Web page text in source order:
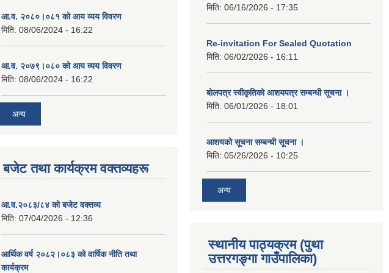
आ.व. २०८०।०८१ को आय व्यय विवरण
मिति: 08/06/2024 - 16:22
आ.व. २०७९।०८० को आय व्यय विवरण
मिति: 08/06/2024 - 16:22
अन्य
बजेट तथा कार्यक्रम वक्तव्यहरू
आ.व.२०८३/८४ को बजेट वक्तव्य
मिति: 07/04/2026 - 12:36
आर्थिक वर्ष २०८२।०८३ को वार्षिक नीति तथा
कार्यक्रम
मिति: 06/16/2026 - 17:35
Re-invitation For Sealed Quotation
मिति: 06/02/2026 - 16:11
बोलपत्र स्वीकृतिको आशयपत्र सम्बन्धी सूचना ।
मिति: 06/01/2026 - 18:01
आशयको सूचना सम्बन्धी सूचना ।
मिति: 05/26/2026 - 10:25
अन्य
स्थानीय पाठ्यक्रम (पुथा
उत्तरगङ्गा गाउँपालिका)